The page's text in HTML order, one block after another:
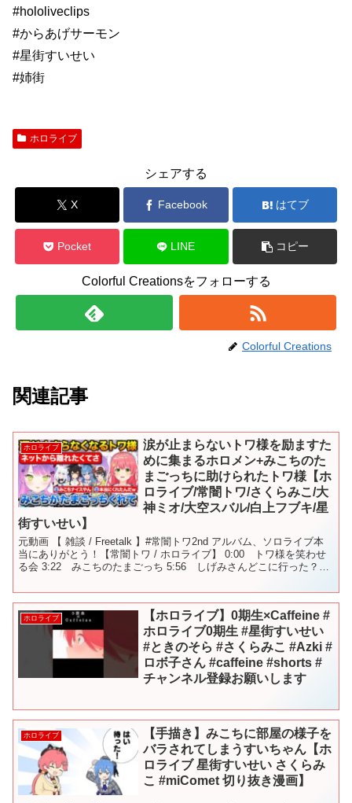
#hololiveclips
#からあげサーモン
#星街すいせい
#姉街
ホロライブ
シェアする
X Facebook はてブ
Pocket LINE コピー
Colorful Creationsをフォローする
Colorful Creations
関連記事
ホロライブ
涙が止まらないトワ様を励ますた
めに集まるホロメン+みこちのた
まごっちに助けられたトワ様【ホ
ロライブ/常闇トワ/さくらみこ/大
神ミオ/大空スバル/白上フブキ/星
街すいせい】
元動画 【 雑談 / Freetalk 】#常闇トワ2nd アルバム、ソロライブ本
当にありがとう！【常闇トワ / ホロライブ】 0:00 トワ様を笑わせ
る会 3:22 みこちのたまごっち 5:56 しげみさんどこに行った？
ホロライブ
【ホロライブ】0期生×Caffeine #
ホロライブ0期生 #星街すいせい
#ときのそら #さくらみこ #Azki #
ロボ子さん #caffeine #shorts #
チャンネル登録お願いします
ホロライブ
【手描き】みこちに部屋の様子を
バラされてしまうすいちゃん【ホ
ロライブ 星街すいせい さくらみ
こ #miComet 切り抜き漫画】